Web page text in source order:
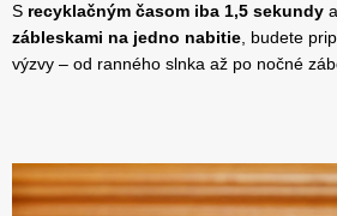
S recyklačným časom iba 1,5 sekundy a
zábleskami na jedno nabitie , budete
výzvy – od ranného slnka až po nočné